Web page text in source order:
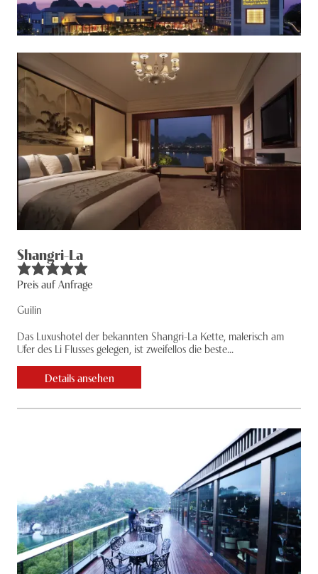
Shangri-La
Preis auf Anfrage
Guilin
Das Luxushotel der bekannten Shangri-La Kette, malerisch am
Ufer des Li Flusses gelegen, ist zweifellos die beste...
Details ansehen